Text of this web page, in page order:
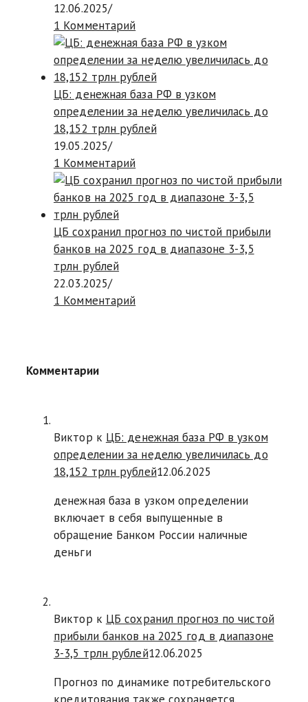
12.06.2025/
1 Комментарий
ЦБ: денежная база РФ в узком
определении за неделю увеличилась до
18,152 трлн рублей
19.05.2025/
1 Комментарий
ЦБ сохранил прогноз по чистой прибыли
банков на 2025 год в диапазоне 3-3,5
трлн рублей
22.03.2025/
1 Комментарий
Комментарии
Виктор к ЦБ: денежная база РФ в узком
определении за неделю увеличилась до
18,152 трлн рублей12.06.2025
денежная база в узком определении
включает в себя выпущенные в
обращение Банком России наличные
деньги
Виктор к ЦБ сохранил прогноз по чистой
прибыли банков на 2025 год в диапазоне
3-3,5 трлн рублей12.06.2025
Прогноз по динамике потребительского